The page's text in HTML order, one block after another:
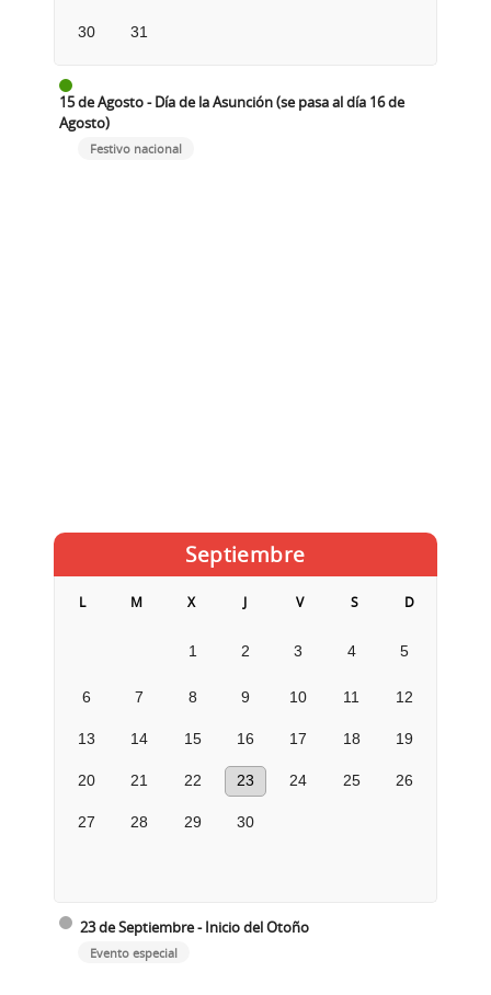
30 31
15 de Agosto - Día de la Asunción (se pasa al día 16 de
Agosto)
Festivo nacional
Septiembre
L M X J V S D
1 2 3 4 5
6 7 8 9 10 11 12
13 14 15 16 17 18 19
20 21 22 23 24 25 26
27 28 29 30
23 de Septiembre - Inicio del Otoño
Evento especial